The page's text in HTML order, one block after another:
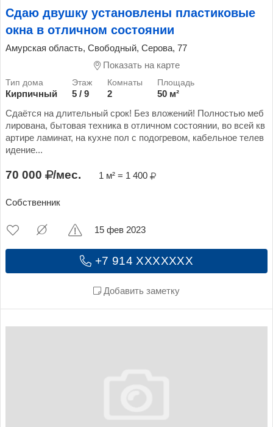
Сдаю двушку установлены пластиковые
окна в отличном состоянии
Амурская область, Свободный, Серова, 77
Показать на карте
Кирпичный 5 / 9 2
50 м²
Сдаётся на длительный срок! Без вложений! Полностью меб
лирована, бытовая техника в отличном состоянии, во всей кв
артире ламинат, на кухне пол с подогревом, кабельное телев
идение...
70 000 /мес. 1 м² = 1 400
Собственник
+7 914 XXXXXXX
Добавить заметку
15 фев 2023